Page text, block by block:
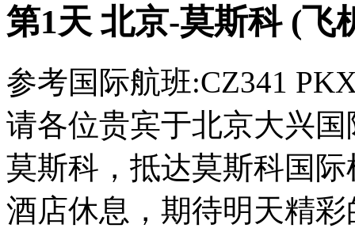
第1天 北京-莫斯科 (飞
参考国际航班:CZ341
请各位贵宾于北京大兴
莫斯科，抵达莫斯科国
酒店休息，期待明天精彩